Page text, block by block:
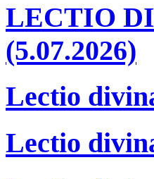
LECTIO
(5.07.2026)
Lectio
Lectio